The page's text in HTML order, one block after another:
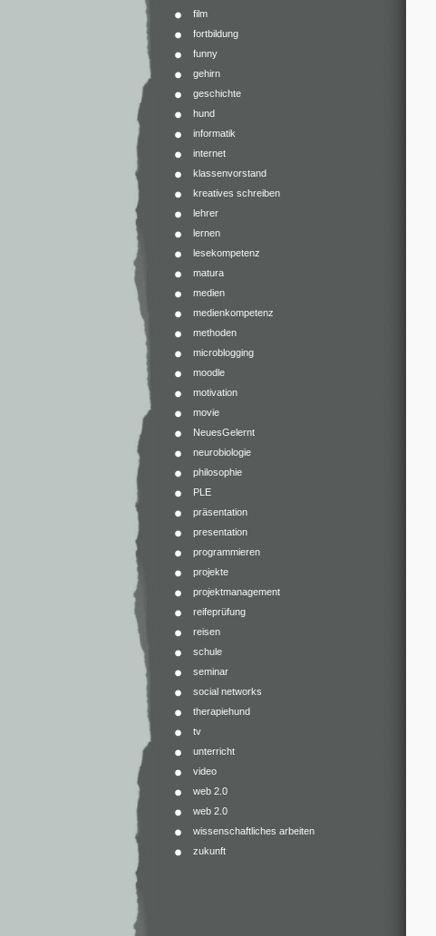
film
fortbildung
funny
gehirn
geschichte
hund
informatik
internet
klassenvorstand
kreatives schreiben
lehrer
lernen
lesekompetenz
matura
medien
medienkompetenz
methoden
microblogging
moodle
motivation
movie
NeuesGelernt
neurobiologie
philosophie
PLE
präsentation
presentation
programmieren
projekte
projektmanagement
reifeprüfung
reisen
schule
seminar
social networks
therapiehund
tv
unterricht
video
web 2.0
web 2.0
wissenschaftliches arbeiten
zukunft